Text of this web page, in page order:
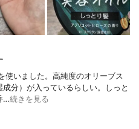
使いました。高純度のオリーブス
分）が入っているらしい。しっと
…続きを見る